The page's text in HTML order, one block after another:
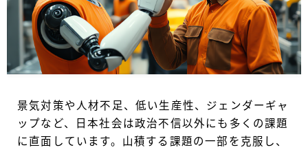
BlueMeme
景気対策や人材不足、低い生産性、ジェンダーギャ
ップなど、日本社会は政治不信以外にも多くの課題
に直面しています。山積する課題の一部を克服し、